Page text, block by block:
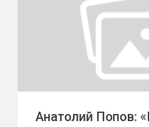
Анатолий Попов: